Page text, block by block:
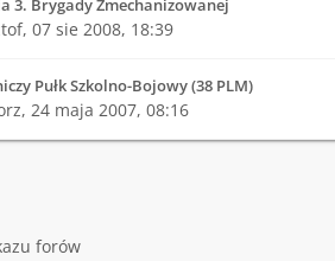
3. Brygady Zmechanizowanej
07 sie 2008, 18:39
Pułk Szkolno-Bojowy (38 PLM)
24 maja 2007, 08:16
forów